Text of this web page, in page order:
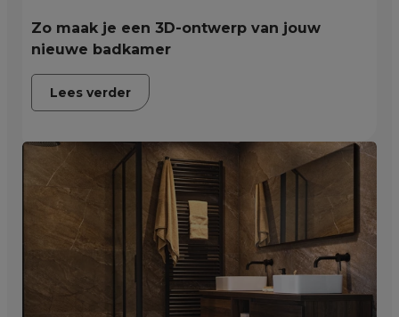
Zo maak je een 3D-ontwerp van jouw
nieuwe badkamer
Lees verder